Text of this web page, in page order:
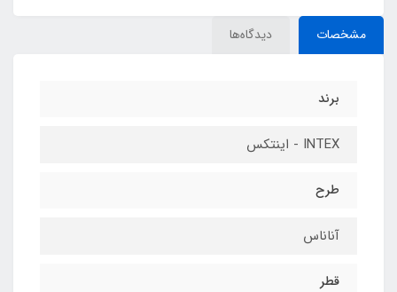
مشخصات دیدگاه‌ها
برند
INTEX - اینتکس
طرح
آناناس
قطر